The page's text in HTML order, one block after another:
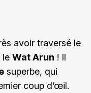
avoir traversé le
le Wat Arun ! Il
superbe, qui
coup d’œil.